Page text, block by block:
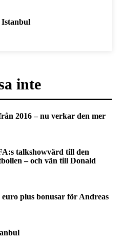
Istanbul
inte
2016 – nu verkar den mer
talkshowvärd till den
– och vän till Donald
plus bonusar för Andreas